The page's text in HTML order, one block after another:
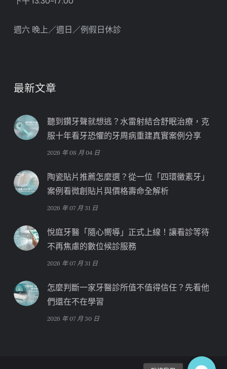
週六 晚上／週日／例假日休診
最新文章
聽到鑽牙聲就想逃？水雷射結合舒眠治療，克
服十年看牙恐懼的牙周病重建真實案例分享
2026 年 08 月 04 日
陶瓷貼片推薦怎麼選？從一位「四環黴素牙」
案例看微創貼片與價格壽命全解析
2026 年 07 月 31 日
悅庭牙醫「隨心嚮導」正式上線！讓看診等待
不再焦慮的數位候診服務
2026 年 07 月 31 日
怎麼判斷一家牙醫診所值不值得信任？先看他
們還在不在學習
2026 年 07 月 30 日